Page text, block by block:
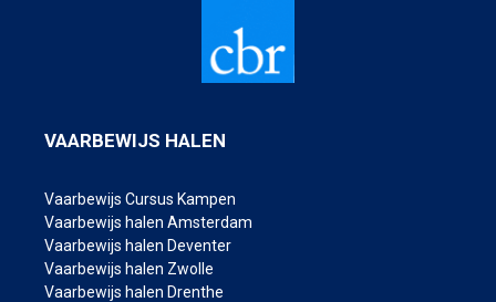
VAARBEWIJS HALEN
Vaarbewijs Cursus Kampen
Vaarbewijs halen Amsterdam
Vaarbewijs halen Deventer
Vaarbewijs halen Zwolle
Vaarbewijs halen Drenthe